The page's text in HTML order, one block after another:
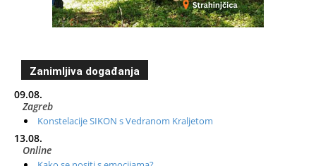
Zanimljiva događanja
09.08.
Zagreb
Konstelacije SIKON s Vedranom Kraljetom
13.08.
Online